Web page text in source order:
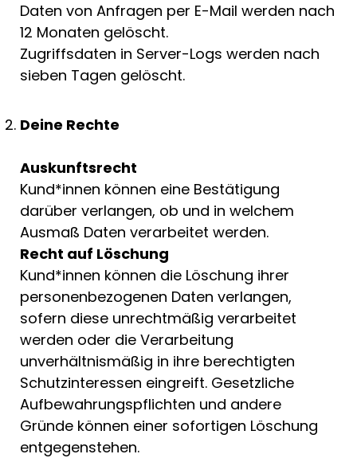
Daten von Anfragen per E-Mail werden nach
12 Monaten gelöscht.
Zugriffsdaten in Server-Logs werden nach
sieben Tagen gelöscht.
Deine Rechte
Auskunftsrecht
Kund*innen können eine Bestätigung
darüber verlangen, ob und in welchem
Ausmaß Daten verarbeitet werden.
Recht auf Löschung
Kund*innen können die Löschung ihrer
personenbezogenen Daten verlangen,
sofern diese unrechtmäßig verarbeitet
werden oder die Verarbeitung
unverhältnismäßig in ihre berechtigten
Schutzinteressen eingreift. Gesetzliche
Aufbewahrungspflichten und andere
Gründe können einer sofortigen Löschung
entgegenstehen.